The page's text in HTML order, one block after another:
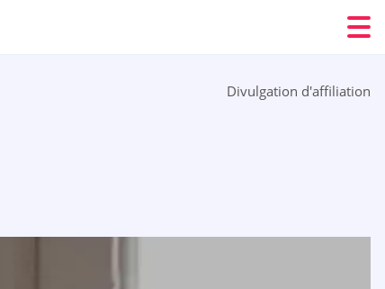
Divulgation d'affiliation